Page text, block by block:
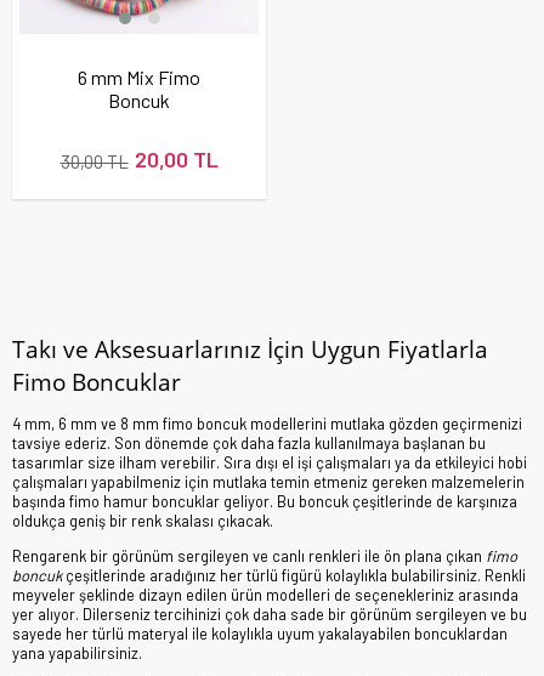
6 mm Mix Fimo
Boncuk
20,00 TL
30,00 TL
Takı ve Aksesuarlarınız İçin Uygun Fiyatlarla
Fimo Boncuklar
4 mm, 6 mm ve 8 mm fimo boncuk modellerini mutlaka gözden geçirmenizi
tavsiye ederiz. Son dönemde çok daha fazla kullanılmaya başlanan bu
tasarımlar size ilham verebilir. Sıra dışı el işi çalışmaları ya da etkileyici hobi
çalışmaları yapabilmeniz için mutlaka temin etmeniz gereken malzemelerin
başında fimo hamur boncuklar geliyor. Bu boncuk çeşitlerinde de karşınıza
oldukça geniş bir renk skalası çıkacak.
Rengarenk bir görünüm sergileyen ve canlı renkleri ile ön plana çıkan fimo
boncukçeşitlerinde aradığınız her türlü figürü kolaylıkla bulabilirsiniz. Renkli
meyveler şeklinde dizayn edilen ürün modelleri de seçenekleriniz arasında
yer alıyor. Dilerseniz tercihinizi çok daha sade bir görünüm sergileyen ve bu
sayede her türlü materyal ile kolaylıkla uyum yakalayabilen boncuklardan
yana yapabilirsiniz.